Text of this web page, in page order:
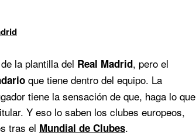
la plantilla del Real Madrid, pero el
que tiene dentro del equipo. La
tiene la sensación de que, haga lo que
Y eso lo saben los clubes europeos,
tras el Mundial de Clubes.